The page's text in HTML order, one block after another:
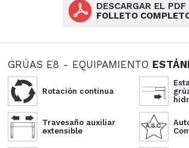
DESCARGAR EL PDF
FOLLETO
GRÚAS E8 - EQUIPAMIENTO
Rotación continua
Travesaño auxiliar
extensible